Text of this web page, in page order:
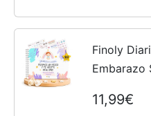
Finoly
Embarazo
Agenda
11,99€